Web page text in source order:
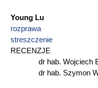
Young Lu
rozprawa
streszczenie
RECENZJE
dr hab. Wojciech
dr hab. Szymon